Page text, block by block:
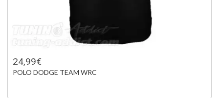
24,99€
POLO DODGE TEAM WRC